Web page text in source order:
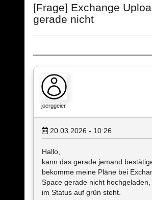
[Frage] Exchange
gerade nicht
joerggeier
20.03.2026 - 10:26
Hallo,
kann das gerade jemand
bekomme meine Pläne bei
Space gerade nicht
im Status auf grün steht.